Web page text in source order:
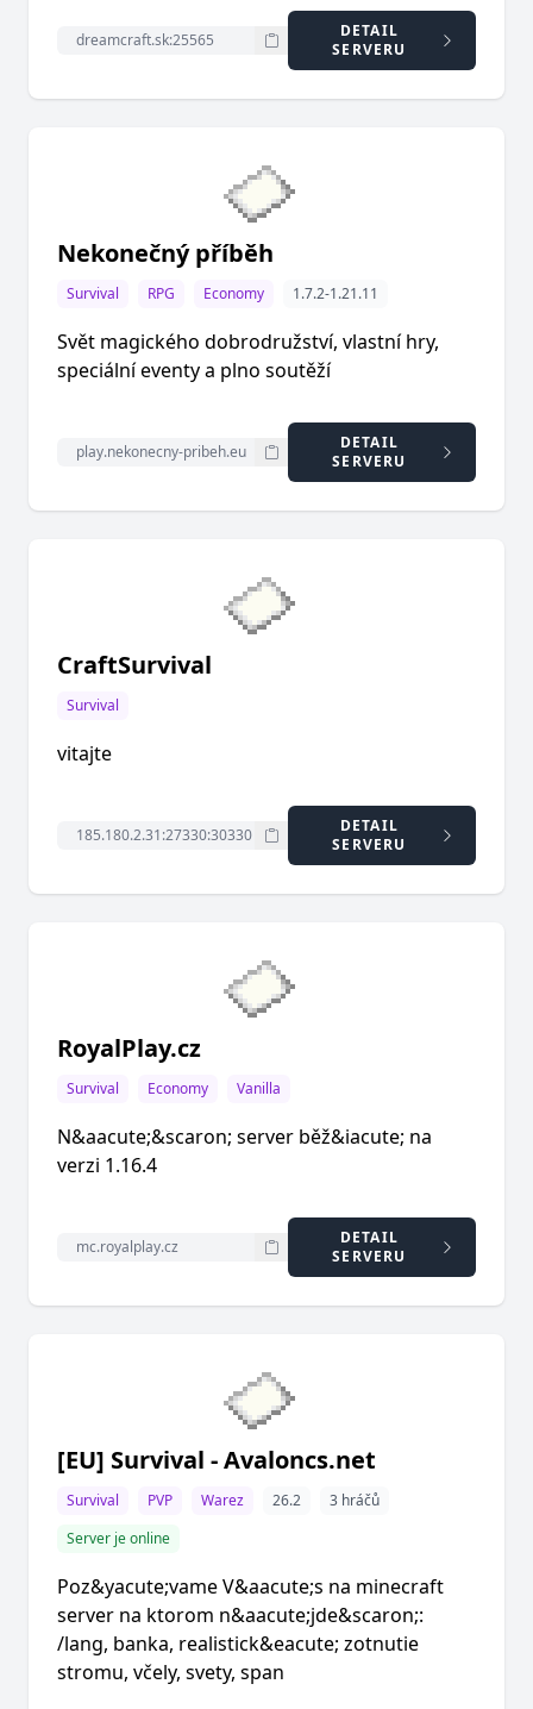
DETAIL
SERVERU
Nekonečný příběh
Survival RPG Economy 1.7.2-1.21.11
Svět magického dobrodružství, vlastní hry,
speciální eventy a plno soutěží
DETAIL
SERVERU
CraftSurvival
Survival
vitajte
DETAIL
SERVERU
RoyalPlay.cz
Survival Economy Vanilla
N&aacute;&scaron; server běž&iacute; na
verzi 1.16.4
DETAIL
SERVERU
[EU] Survival - Avaloncs.net
Survival PVP Warez 26.2
3 hráčů
Server je online
Poz&yacute;vame V&aacute;s na minecraft
server na ktorom n&aacute;jde&scaron;:
/lang, banka, realistick&eacute; zotnutie
stromu, včely, svety, span